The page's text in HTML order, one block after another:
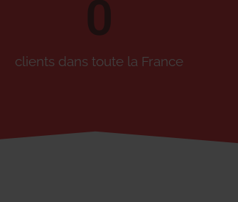
clients dans toute la France
0